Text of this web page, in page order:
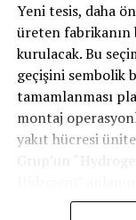
Sport ile
Türkiye’nin
değerlerine sahip
tutunma
olarak bizzat
Sport, performans
Yeni tesis, daha
üreten fabrikanın
kurulacak. Bu
geçişini sembolik
tamamlanması
montaj
yakıt hücresi
Grup’un
faaliyet